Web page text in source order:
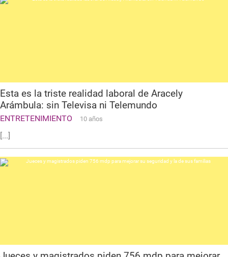
Esta es la triste realidad laboral de Aracely
Arámbula: sin Televisa ni Telemundo
ENTRETENIMIENTO 10 años
[...]